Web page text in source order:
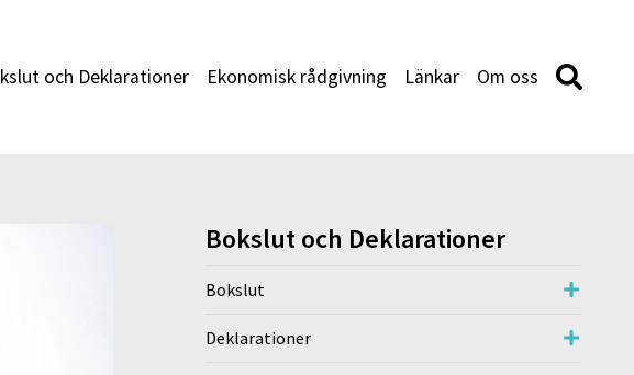
och Deklarationer Ekonomisk rådgivning Länkar Om oss
Bokslut och Deklarationer
Bokslut
Deklarationer